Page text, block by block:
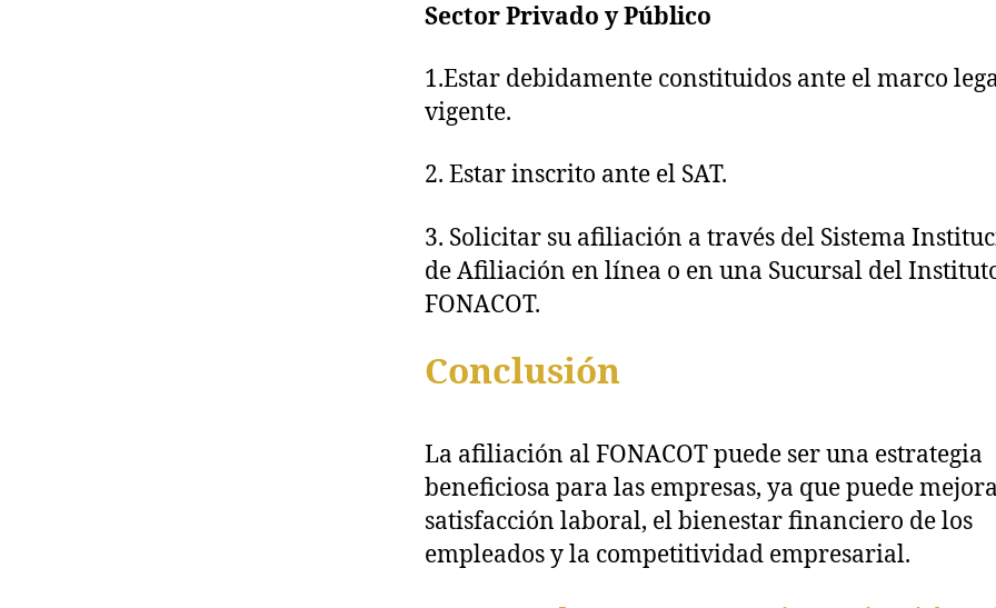
Sector Privado y Público
1.Estar debidamente constituidos ante el marco
vigente.
2. Estar inscrito ante el SAT.
3. Solicitar su afiliación a través del Sistema
de Afiliación en línea o en una Sucursal del
FONACOT.
Conclusión
La afiliación al FONACOT puede ser una estrategia
beneficiosa para las empresas, ya que puede
satisfacción laboral, el bienestar financiero de los
empleados y la competitividad empresarial.